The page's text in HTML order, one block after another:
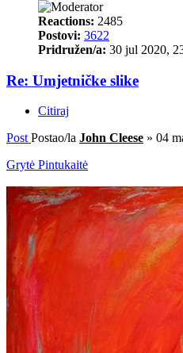
Reactions: 2485
Postovi: 3622
Pridružen/a: 30 jul 2020,
Re: Umjetničke slike
Citiraj
Post Postao/la John Cleese » 04
Grytė Pintukaitė